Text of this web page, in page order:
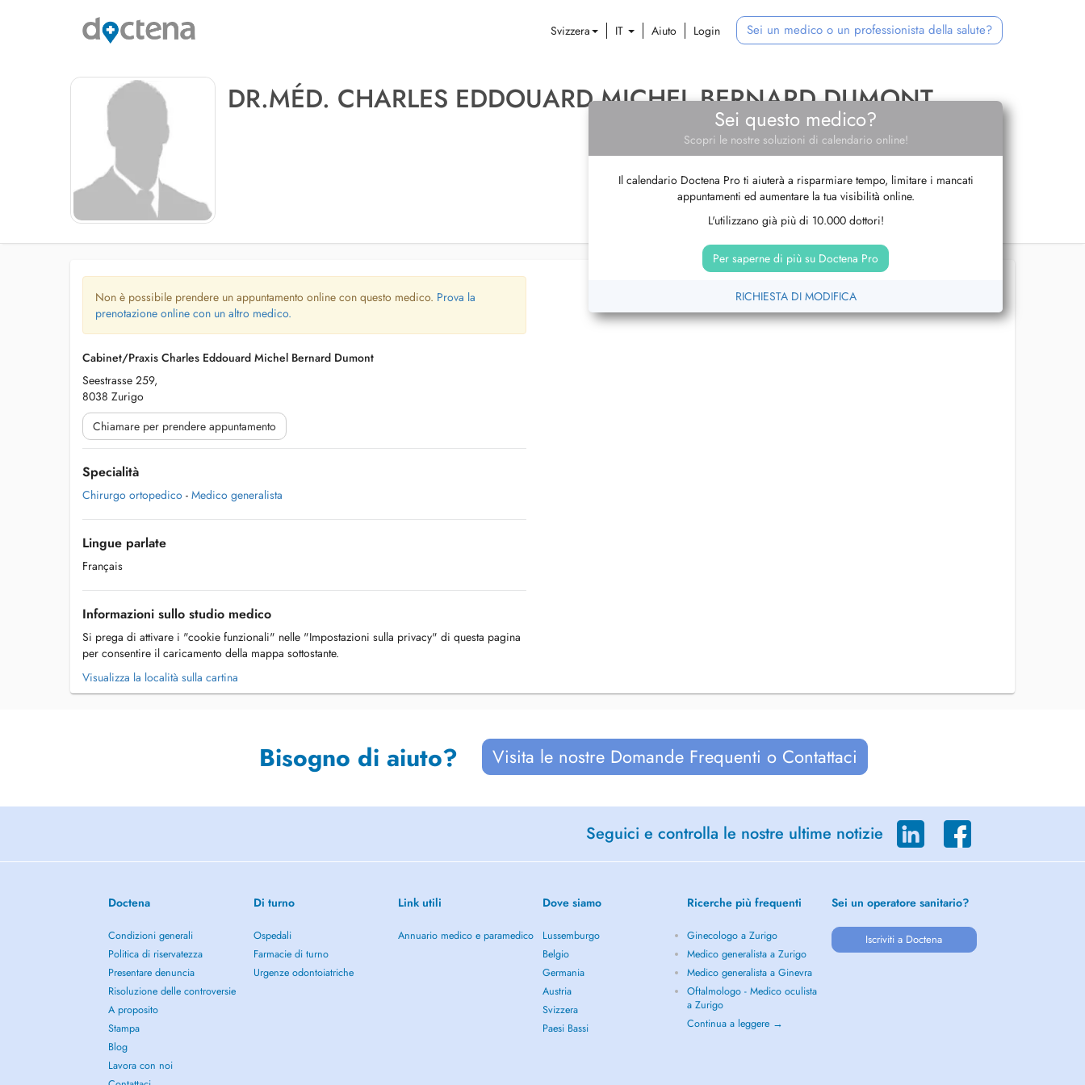
Svizzera IT Aiuto Login Sei un medico o un professionista della salute?
DR.MÉD. CHARLES EDDOUARD MICHEL BERNARD DUMONT
Sei questo medico?
Scopri le nostre soluzioni di calendario online!
Il calendario Doctena Pro ti aiuterà a risparmiare tempo, limitare i mancati
appuntamenti ed aumentare la tua visibilità online.
L'utilizzano già più di 10.000 dottori!
Per saperne di più su Doctena Pro
RICHIESTA DI MODIFICA
Non è possibile prendere un appuntamento online con questo medico. Prova la
prenotazione online con un altro medico.
Cabinet/Praxis Charles Eddouard Michel Bernard Dumont
Seestrasse 259,
8038 Zurigo
Chiamare per prendere appuntamento
Specialità
Chirurgo ortopedico - Medico generalista
Lingue parlate
Français
Informazioni sullo studio medico
Si prega di attivare i "cookie funzionali" nelle "Impostazioni sulla privacy" di questa pagina
per consentire il caricamento della mappa sottostante.
Visualizza la località sulla cartina
Bisogno di aiuto? Visita le nostre Domande Frequenti o Contattaci
Seguici e controlla le nostre ultime notizie
Doctena
Condizioni generali
Politica di riservatezza
Presentare denuncia
Risoluzione delle controversie
A proposito
Stampa
Blog
Lavora con noi
Di turno
Ospedali
Farmacie di turno
Urgenze odontoiatriche
Link utili
Annuario medico e paramedico
Dove siamo
Lussemburgo
Belgio
Germania
Austria
Svizzera
Paesi Bassi
Ricerche più frequenti
Ginecologo a Zurigo
Medico generalista a Zurigo
Medico generalista a Ginevra
Oftalmologo - Medico oculista
a Zurigo
Continua a leggere →
Sei un operatore sanitario?
Iscriviti a Doctena